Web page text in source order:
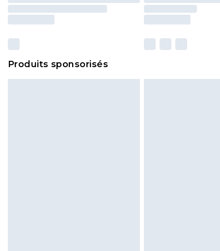
Produits sponsorisés